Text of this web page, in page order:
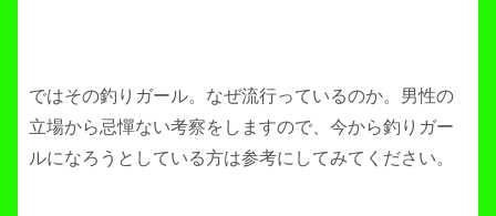
ではその釣りガール。なぜ流行っているのか。男性の
立場から忌憚ない考察をしますので、今から釣りガー
ルになろうとしている方は参考にしてみてください。